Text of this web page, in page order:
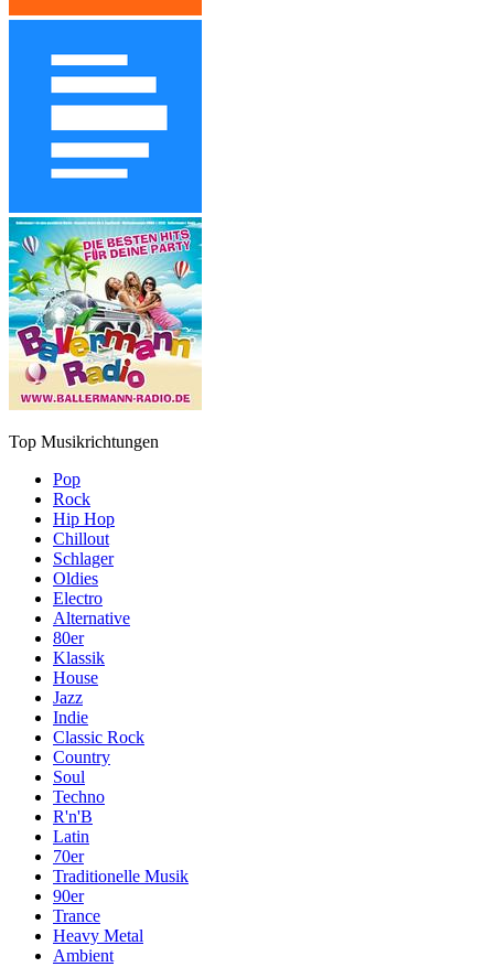
Top Musikrichtungen
Pop
Rock
Hip Hop
Chillout
Schlager
Oldies
Electro
Alternative
80er
Klassik
House
Jazz
Indie
Classic Rock
Country
Soul
Techno
R'n'B
Latin
70er
Traditionelle Musik
90er
Trance
Heavy Metal
Ambient